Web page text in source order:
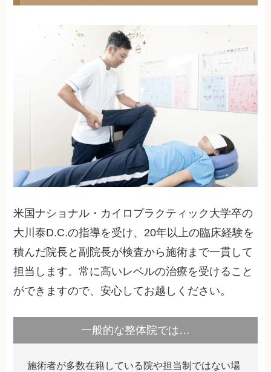
米国ナショナル・カイロプラクティック大学卒の
大川泰D.C.の指導を受け、20年以上の臨床経験を
積んだ院長と副院長が検査から施術まで一貫して
担当します。常に高いレベルの治療を受けること
ができますので、安心してお越しください。
一般的な整体院では…
施術者が多数在籍している院や担当制ではない場